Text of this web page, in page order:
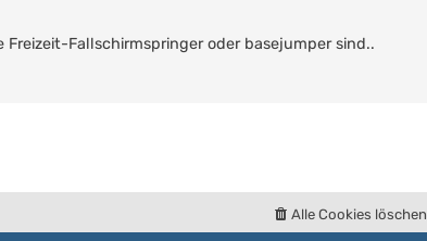
Fallschirmspringer oder basejumper sind..
Alle Cookies löschen